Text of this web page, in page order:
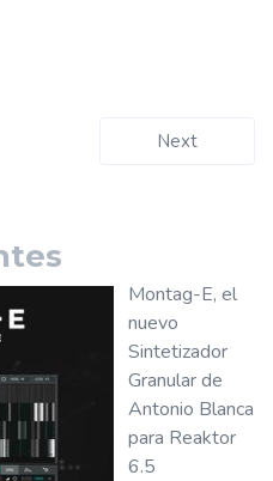
Next
Montag-E, el
nuevo
Sintetizador
Granular de
Antonio Blanca
para Reaktor
6.5